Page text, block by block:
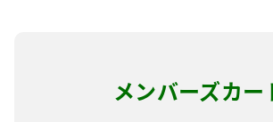
メンバーズカー